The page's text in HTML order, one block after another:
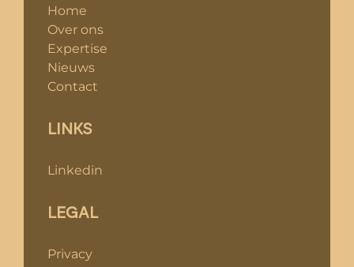
Home
Over ons
Expertise
Nieuws
Contact
LINKS
Linkedin
LEGAL
Privacy